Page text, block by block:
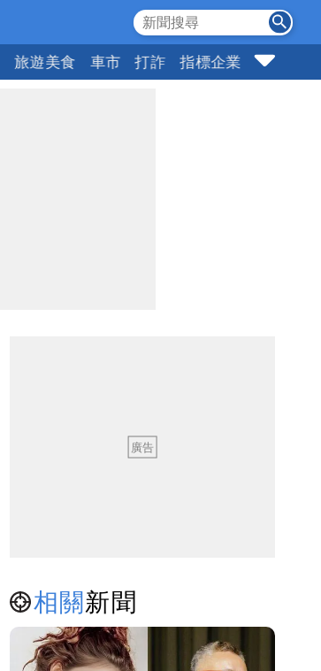
旅遊美食 車市 打詐 指標企業 壹蘋頭家
相關新聞